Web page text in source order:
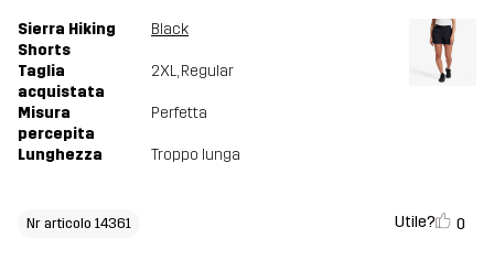
Sierra Hiking
Shorts
Black
Taglia
acquistata
2XL, Regular
Misura
percepita
Perfetta
Lunghezza Troppo lunga
Nr articolo 14361 Utile? 0